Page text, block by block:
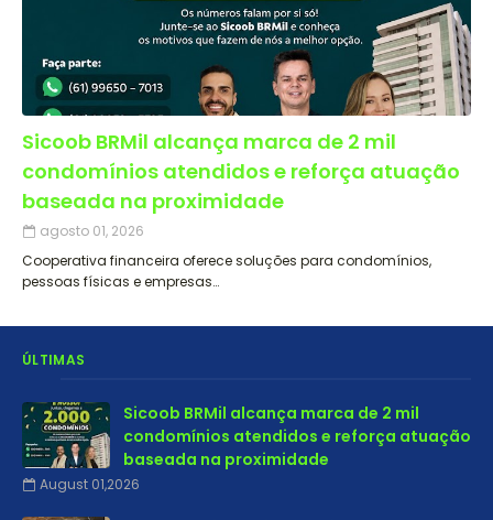
Sicoob BRMil alcança marca de 2 mil
condomínios atendidos e reforça atuação
baseada na proximidade
agosto 01, 2026
Cooperativa financeira oferece soluções para condomínios,
pessoas físicas e empresas…
ÚLTIMAS
Sicoob BRMil alcança marca de 2 mil
condomínios atendidos e reforça atuação
baseada na proximidade
August 01,2026